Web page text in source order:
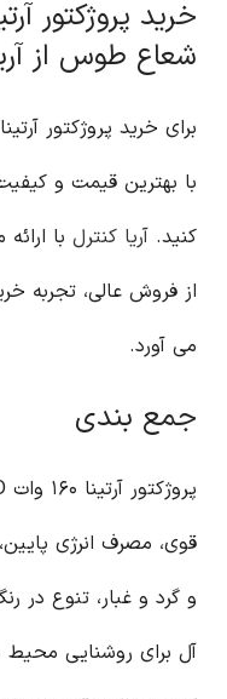
شعاع طوس از
با بهترین قیمت و
کنید. آریا کنترل با
از فروش عالی، تجربه
می آورد.
جمع بندی
قوی، مصرف انرژی
و گرد و غبار، تنوع در
آل برای روشنایی